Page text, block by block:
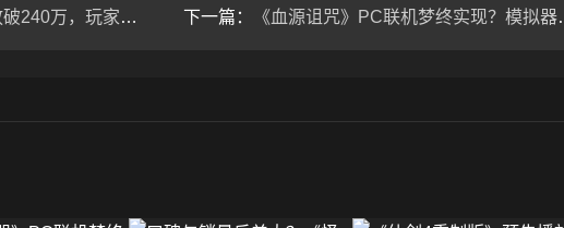
玩家期待多结局？ 下一篇： 《血源诅咒》PC联机梦终实现？模拟器破解“无PC”难题